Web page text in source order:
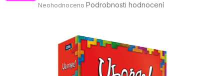
produktu
Neohodnoceno Podrobnosti hodnocení